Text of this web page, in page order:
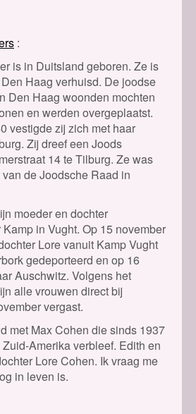
is in Duitsland geboren. Ze is
Haag verhuisd. De joodse
Den Haag woonden mochten
en werden overgeplaatst.
vestigde zij zich met haar
Zij dreef een Joods
14 te Tilburg. Ze was
de Joodsche Raad in
moeder en dochter
in Vught. Op 15 november
Lore vanuit Kamp Vught
gedeporteerd en op 16
Auschwitz. Volgens het
alle vrouwen direct bij
vergast.
met Max Cohen die sinds 1937
Amerika verbleef. Edith en
Lore Cohen. Ik vraag me
in leven is.